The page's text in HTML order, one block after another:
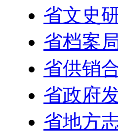
省文史
省档案
省供销
省政府
省地方